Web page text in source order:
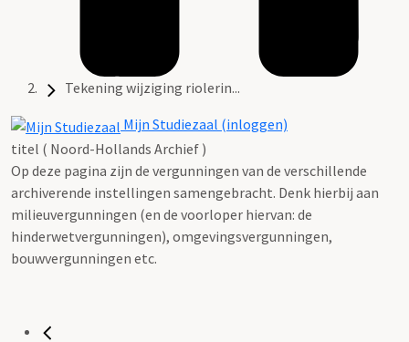
Tekening wijziging riolerin...
Mijn Studiezaal (inloggen)
titel ( Noord-Hollands Archief )
Op deze pagina zijn de vergunningen van de verschillende
archiverende instellingen samengebracht. Denk hierbij aan
milieuvergunningen (en de voorloper hiervan: de
hinderwetvergunningen), omgevingsvergunningen,
bouwvergunningen etc.